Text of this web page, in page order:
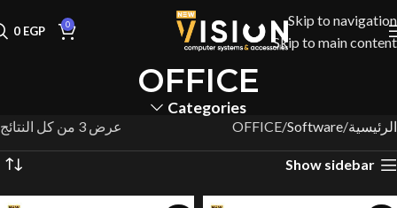
Skip to navigation
Skip to main content
0
0 EGP
OFFICE
Categories
الرئيسية Software
OFFICE عرض ⁦3⁩ من كل النتائج
Show sidebar